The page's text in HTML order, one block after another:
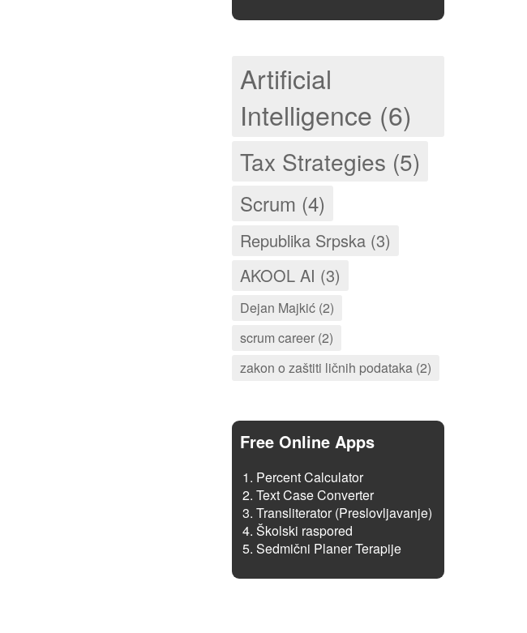
Artificial
Intelligence (6)
Tax Strategies (5)
Scrum (4)
Republika Srpska (3)
AKOOL AI (3)
Dejan Majkić (2)
scrum career (2)
zakon o zaštiti ličnih podataka (2)
Free Online Apps
Percent Calculator
Text Case Converter
Transliterator (Preslovljavanje)
Školski raspored
Sedmični Planer Terapije